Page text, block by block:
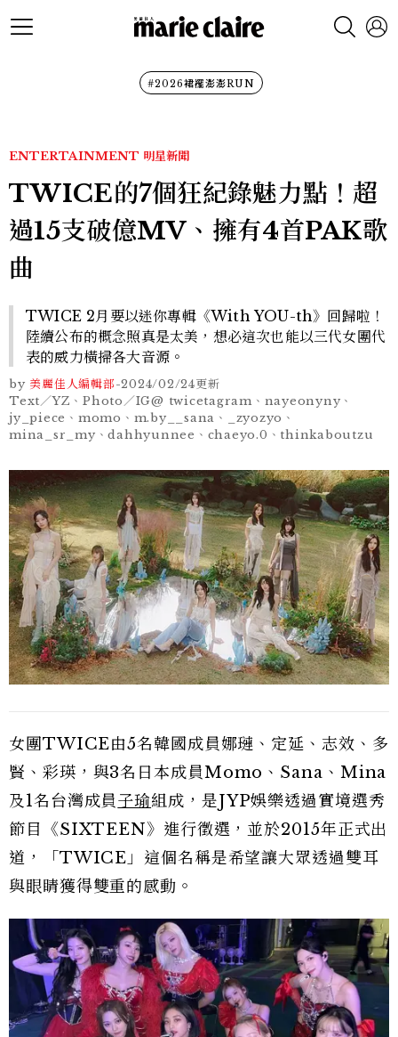
#2026裙襬澎澎RUN
ENTERTAINMENT 明星新聞
TWICE的7個狂紀錄魅力點！超
過15支破億MV、擁有4首PAK歌
曲
TWICE 2月要以迷你專輯《With YOU-th》回歸啦！
陸續公布的概念照真是太美，想必這次也能以三代女團代
表的威力橫掃各大音源。
by 美麗佳人編輯部-2024/02/24更新
Text／YZ、Photo／IG@ twicetagram、nayeonyny、
jy_piece、momo、m.by__sana、_zyozyo、
mina_sr_my、dahhyunnee、chaeyo.0、thinkaboutzu
女團TWICE由5名韓國成員娜璉、定延、志效、多
賢、彩瑛，與3名日本成員Momo、Sana、Mina
及1名台灣成員子瑜組成，是JYP娛樂透過實境選秀
節目《SIXTEEN》進行徵選，並於2015年正式出
道，「TWICE」這個名稱是希望讓大眾透過雙耳
與眼睛獲得雙重的感動。